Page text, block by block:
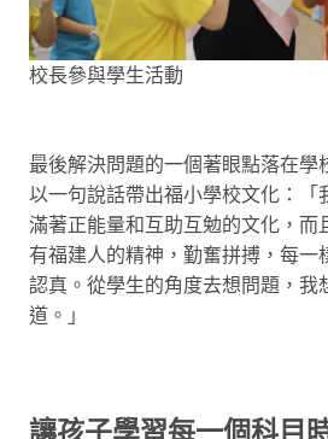
校長參與學生活動
最後解決問題的一個著眼點落在學
以一句說話帶出福小學校文化：「
滿著正能量和互助互勉的文化，而
有福建人的精神，勤奮拼搏，每一
認真。從學生的角度去想問題，我
道。」
讓孩子學習每一個科目